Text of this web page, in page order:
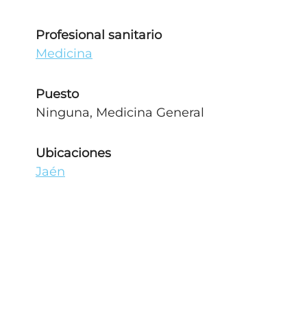
Profesional sanitario
Medicina
Puesto
Ninguna, Medicina General
Ubicaciones
Jaén